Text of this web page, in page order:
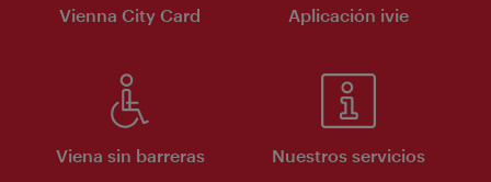
Vienna City Card Aplicación ivie
Viena sin barreras Nuestros servicios